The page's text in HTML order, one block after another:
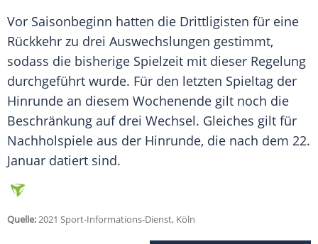
Vor Saisonbeginn hatten die Drittligisten für eine
Rückkehr zu drei Auswechslungen gestimmt,
sodass die bisherige Spielzeit mit dieser Regelung
durchgeführt wurde. Für den letzten Spieltag der
Hinrunde an diesem Wochenende gilt noch die
Beschränkung auf drei Wechsel. Gleiches gilt für
Nachholspiele aus der Hinrunde, die nach dem 22.
Januar datiert sind.
Quelle:2021 Sport-Informations-Dienst, Köln